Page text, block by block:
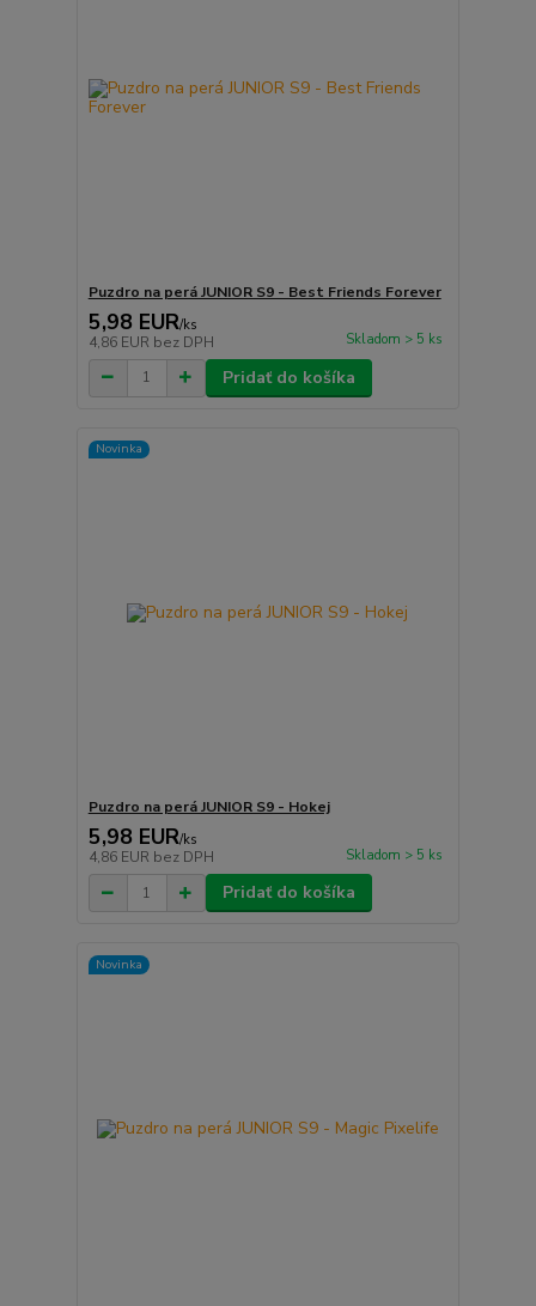
Puzdro na perá JUNIOR S9 - Best Friends Forever
5,98 EUR/ks
4,86 EUR bez DPH Skladom > 5 ks
Pridať do košíka
Novinka
Puzdro na perá JUNIOR S9 - Hokej
5,98 EUR/ks
4,86 EUR bez DPH Skladom > 5 ks
Pridať do košíka
Novinka